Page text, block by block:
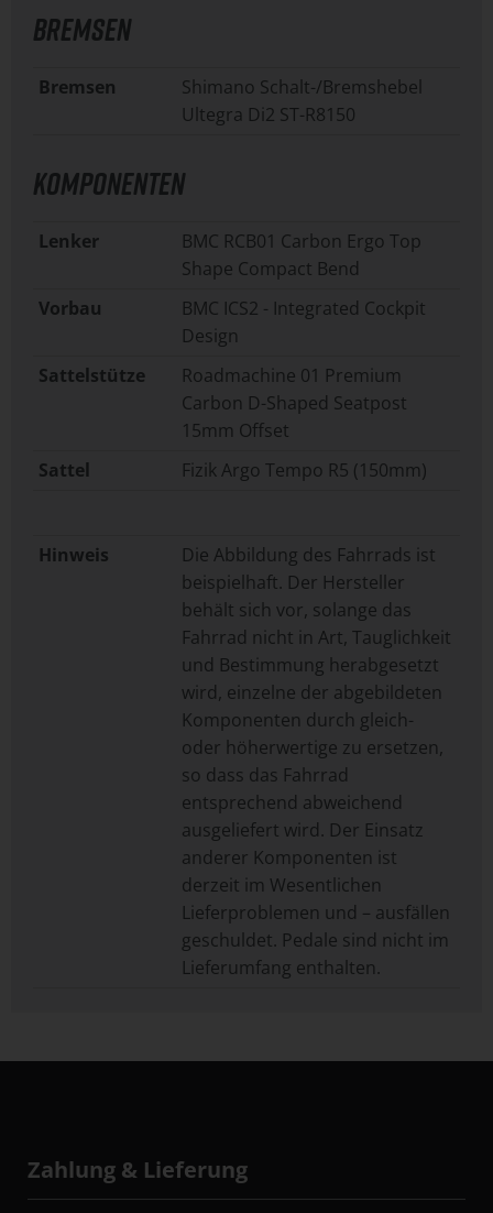
BREMSEN
Bremsen
Shimano Schalt-/Bremshebel
Ultegra Di2 ST-R8150
KOMPONENTEN
Lenker
BMC RCB01 Carbon Ergo Top
Shape Compact Bend
Vorbau
BMC ICS2 - Integrated Cockpit
Design
Sattelstütze
Roadmachine 01 Premium
Carbon D-Shaped Seatpost
15mm Offset
Sattel
Fizik Argo Tempo R5 (150mm)
Hinweis
Die Abbildung des Fahrrads ist
beispielhaft. Der Hersteller
behält sich vor, solange das
Fahrrad nicht in Art, Tauglichkeit
und Bestimmung herabgesetzt
wird, einzelne der abgebildeten
Komponenten durch gleich-
oder höherwertige zu ersetzen,
so dass das Fahrrad
entsprechend abweichend
ausgeliefert wird. Der Einsatz
anderer Komponenten ist
derzeit im Wesentlichen
Lieferproblemen und – ausfällen
geschuldet. Pedale sind nicht im
Lieferumfang enthalten.
Zahlung & Lieferung